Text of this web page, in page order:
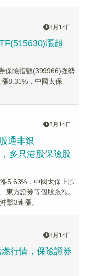
8月14日
漲超
保險指數(399966)強勢
8.33%，中國太保
8月14日
通非銀
多只港股保險股
5.63%，中國太保上漲
東方證券等個股跟漲。
擊3連漲。
8月14日
行情，保險證券